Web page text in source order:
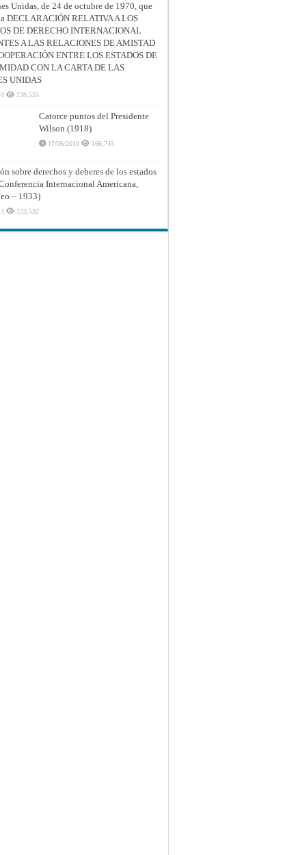
Unidas, de 24 de octubre de 1970, que
DECLARACIÓN RELATIVA A LOS
DE DERECHO INTERNACIONAL
A LAS RELACIONES DE AMISTAD
ENTRE LOS ESTADOS DE
CON LA CARTA DE LAS
UNIDAS
238,555
Catorce puntos del Presidente
Wilson (1918)
17/06/2010 166,745
sobre derechos y deberes de los estados
Internacional Americana,
– 1933)
123,532